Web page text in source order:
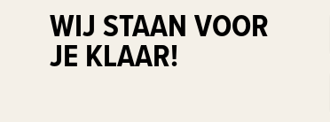
WIJ STAAN VOOR
JE KLAAR!